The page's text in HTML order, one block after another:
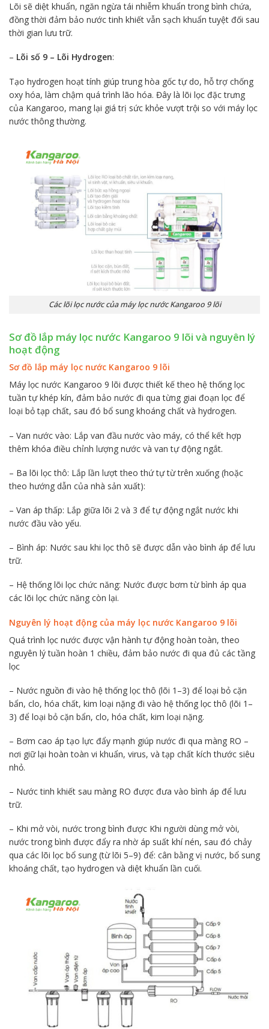
Lõi sẽ diệt khuẩn, ngăn ngừa tái nhiễm khuẩn trong bình chứa,
đồng thời đảm bảo nước tinh khiết vẫn sạch khuẩn tuyệt đối sau
thời gian lưu trữ.
– Lõi số 9 – Lõi Hydrogen:
Tạo hydrogen hoạt tính giúp trung hòa gốc tự do, hỗ trợ chống
oxy hóa, làm chậm quá trình lão hóa. Đây là lõi lọc đặc trưng
của Kangaroo, mang lại giá trị sức khỏe vượt trội so với máy lọc
nước thông thường.
Các lõi lọc nước của máy lọc nước Kangaroo 9 lõi
Sơ đồ lắp máy lọc nước Kangaroo 9 lõi và nguyên lý
hoạt động
Sơ đồ lắp máy lọc nước Kangaroo 9 lõi
Máy lọc nước Kangaroo 9 lõi được thiết kế theo hệ thống lọc
tuần tự khép kín, đảm bảo nước đi qua từng giai đoạn lọc để
loại bỏ tạp chất, sau đó bổ sung khoáng chất và hydrogen.
– Van nước vào: Lắp van đầu nước vào máy, có thể kết hợp
thêm khóa điều chỉnh lượng nước và van tự động ngắt.
– Ba lõi lọc thô: Lắp lần lượt theo thứ tự từ trên xuống (hoặc
theo hướng dẫn của nhà sản xuất):
– Van áp thấp: Lắp giữa lõi 2 và 3 để tự động ngắt nước khi
nước đầu vào yếu.
– Bình áp: Nước sau khi lọc thô sẽ được dẫn vào bình áp để lưu
trữ.
– Hệ thống lõi lọc chức năng: Nước được bơm từ bình áp qua
các lõi lọc chức năng còn lại.
Nguyên lý hoạt động của máy lọc nước Kangaroo 9 lõi
Quá trình lọc nước được vận hành tự động hoàn toàn, theo
nguyên lý tuần hoàn 1 chiều, đảm bảo nước đi qua đủ các tầng
lọc
– Nước nguồn đi vào hệ thống lọc thô (lõi 1–3) để loại bỏ cặn
bẩn, clo, hóa chất, kim loại nặng đi vào hệ thống lọc thô (lõi 1–
3) để loại bỏ cặn bẩn, clo, hóa chất, kim loại nặng.
– Bơm cao áp tạo lực đẩy mạnh giúp nước đi qua màng RO –
nơi giữ lại hoàn toàn vi khuẩn, virus, và tạp chất kích thước siêu
nhỏ.
– Nước tinh khiết sau màng RO được đưa vào bình áp để lưu
trữ.
– Khi mở vòi, nước trong bình được Khi người dùng mở vòi,
nước trong bình được đẩy ra nhờ áp suất khí nén, sau đó chảy
qua các lõi lọc bổ sung (từ lõi 5–9) để: cân bằng vị nước, bổ sung
khoáng chất, tạo hydrogen và diệt khuẩn lần cuối.